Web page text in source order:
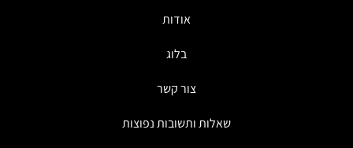
אודות
בלוג
צור קשר
שאלות ותשובות נפוצות